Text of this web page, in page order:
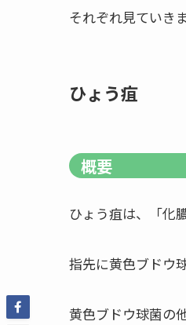
それぞれ見ていき
ひょう疽
概要
ひょう疽は、「化
指先に黄色ブドウ
黄色ブドウ球菌の